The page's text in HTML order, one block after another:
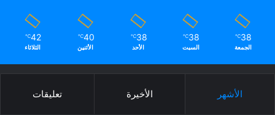
38
℃
الجمعة
38
℃
السبت
38
℃
الأحد
40
℃
الأثنين
42
℃
الثلاثاء
الأشهر الأخيرة تعليقات